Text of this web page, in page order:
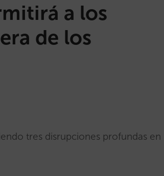
a los
de los
tres disrupciones profundas en